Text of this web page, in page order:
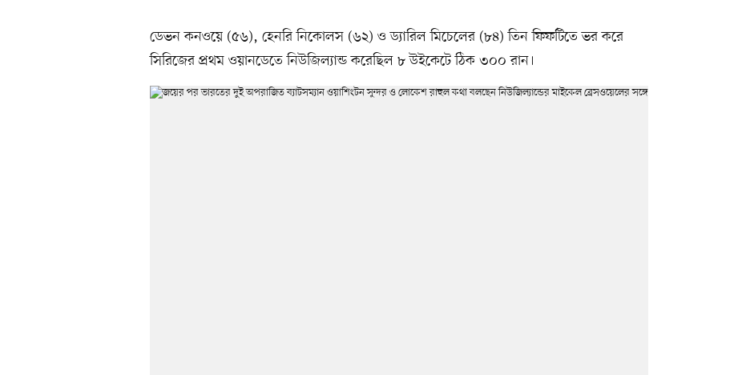
ডেভন কনওয়ে (৫৬), হেনরি নিকোলস (৬২) ও ড্যারিল মিচেলের (৮৪) তিন ফিফটিতে ভর করে
সিরিজের প্রথম ওয়ানডেতে নিউজিল্যান্ড করেছিল ৮ উইকেটে ঠিক ৩০০ রান।